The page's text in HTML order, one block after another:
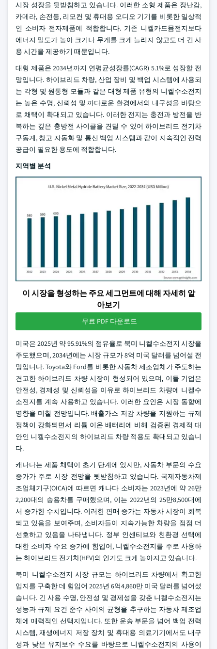
시장 성장을 뒷받침하고 있습니다. 이러한 소형 제품은 장난감,
카메라, 손전등, 리모컨 및 휴대용 오디오 기기를 비롯한 일상적
인 소비자 전자제품에 적합합니다. 기존 니켈카드뮴전지보다
에너지 밀도가 높아 크기나 무게를 크게 늘리지 않고도 더 긴 사
용 시간을 제공하기 때문입니다.
대형 제품은 2034년까지 연평균성장률(CAGR) 5.1%로 성장할 전
망입니다. 하이브리드 차량, 산업 장비 및 백업 시스템에 사용되
는 각형 및 원통형 모듈과 같은 대형 제품 유형의 니켈수소전지
는 높은 수명, 신뢰성 및 까다로운 환경에서의 내구성을 바탕으
로 채택이 확대되고 있습니다. 이러한 전지는 충전과 방전을 반
복하는 깊은 충방전 사이클을 견딜 수 있어 하이브리드 전기차
구동계, 창고 자동화 및 통신 백업 시스템과 같이 지속적인 전력
공급이 필요한 용도에 적합합니다.
지역별 분석
이 시장을 형성하는 주요 세그먼트에 대해 자세히 알
아보기
무료 PDF 다운로드
미국은 2025년 약 95.91%의 점유율로 북미 니켈수소전지 시장을
주도했으며, 2034년에는 시장 규모가 8억 미국 달러를 넘어설 전
망입니다. Toyota와 Ford를 비롯한 자동차 제조업체가 주도하는
견고한 하이브리드 차량 시장이 형성되어 있으며, 이들 기업은
안전성, 경제성 및 신뢰성을 이유로 하이브리드 차량에 니켈수
소전지를 계속 사용하고 있습니다. 이러한 요인은 시장 동향에
영향을 미칠 전망입니다. 배출가스 저감 차량을 지원하는 규제
정책이 강화되면서 리튬 이온 배터리에 비해 검증된 경제적 대
안인 니켈수소전지의 하이브리드 차량 적용도 확대되고 있습니
다.
캐나다는 제품 채택이 초기 단계에 있지만, 자동차 부문의 수요
증가가 주로 시장 전망을 뒷받침하고 있습니다. 국제자동차제
조업체기구(OICA)에 따르면 캐나다 소비자는 2023년에 약 26만
2,200대의 승용차를 구매했으며, 이는 2022년의 25만8,500대에
서 증가한 수치입니다. 이러한 판매 증가는 자동차 시장이 회복
되고 있음을 보여주며, 소비자들이 지속가능한 차량을 점점 더
선호하고 있음을 나타냅니다. 정부 인센티브와 친환경 선택에
대한 소비자 수요 증가에 힘입어, 니켈수소전지를 주로 사용하
는 하이브리드 전기차(HEV)의 인기도 크게 높아지고 있습니다.
북미 니켈수소전지 시장 규모는 하이브리드 차량에서 확고한
입지를 구축한 데 힘입어 2025년 6억4,860만 미국 달러를 넘어섰
습니다. 긴 사용 수명, 안전성 및 경제성을 갖춘 니켈수소전지는
성능과 규제 요건 준수 사이의 균형을 추구하는 자동차 제조업
체에 매력적인 선택지입니다. 또한 운송 부문을 넘어 백업 전력
시스템, 재생에너지 저장 장치 및 휴대용 의료기기에서도 내구
성과 낮은 유지보수 수요를 바탕으로 니켈수소전지의 사용이